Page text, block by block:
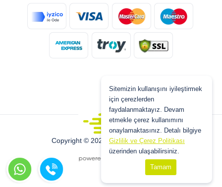
Sitemizin kullanışını iyileştirmek
için çerezlerden
faydalanmaktayız. Devam
etmekle çerez kullanımını
onaylamaktasınız. Detalı bilgiye
Gizlilik ve Çerez Politikası
üzerinden ulaşabilirsiniz.
Tamam
Copyright © 2026 www.eurauto.com.tr